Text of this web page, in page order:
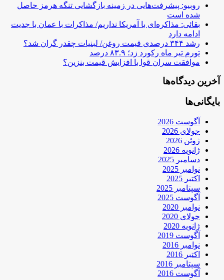
روبیو: پیشرفت‌هایی در زمینه بازگشایی تنگه هرمز حاصل
شده است
بقائی: مذاکره‌ای با آمریکا نداریم/ مذاکرات با عمان با جدیت
ادامه دارد
رشد ۳۴۴ درصدی قیمت روغن/ لبنیات چقدر گران شد؟
تورم تیر ماه رکورد زد؛ ۸۳.۹ درصد
موافقت سران قوا با افزایش قیمت بنزین؟
آخرین دیدگاه‌ها
بایگانی‌ها
آگوست 2026
جولای 2026
ژوئن 2026
ژانویه 2026
دسامبر 2025
نوامبر 2025
اکتبر 2025
سپتامبر 2025
آگوست 2025
نوامبر 2020
جولای 2020
ژانویه 2020
آگوست 2019
نوامبر 2016
اکتبر 2016
سپتامبر 2016
آگوست 2016